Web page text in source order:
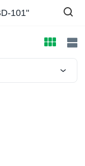
101"